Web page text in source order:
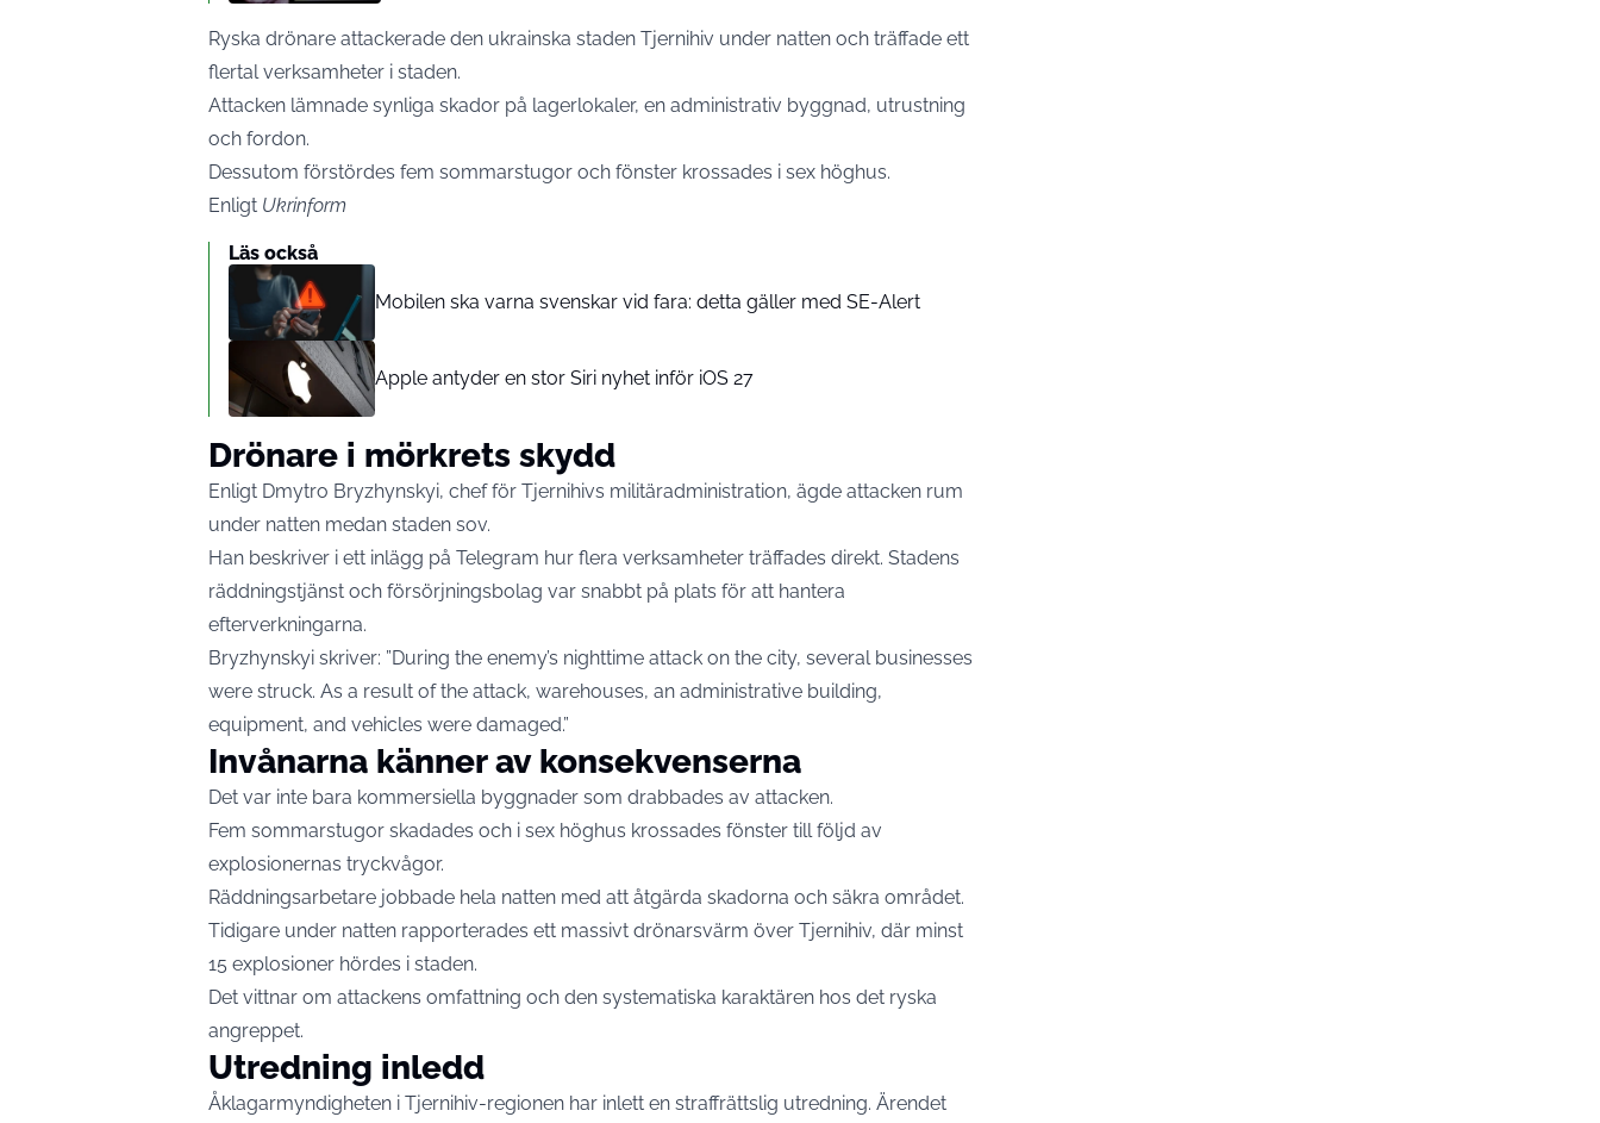
Ryska drönare attackerade den ukrainska staden Tjernihiv under natten och träffade ett
flertal verksamheter i staden.
Attacken lämnade synliga skador på lagerlokaler, en administrativ byggnad, utrustning
och fordon.
Dessutom förstördes fem sommarstugor och fönster krossades i sex höghus.
Enligt Ukrinform
Läs också
Mobilen ska varna svenskar vid fara: detta gäller med SE-Alert
Apple antyder en stor Siri nyhet inför iOS 27
Drönare i mörkrets skydd
Enligt Dmytro Bryzhynskyi, chef för Tjernihivs militäradministration, ägde attacken rum
under natten medan staden sov.
Han beskriver i ett inlägg på Telegram hur flera verksamheter träffades direkt. Stadens
räddningstjänst och försörjningsbolag var snabbt på plats för att hantera
efterverkningarna.
Bryzhynskyi skriver: ”During the enemy’s nighttime attack on the city, several businesses
were struck. As a result of the attack, warehouses, an administrative building,
equipment, and vehicles were damaged.”
Invånarna känner av konsekvenserna
Det var inte bara kommersiella byggnader som drabbades av attacken.
Fem sommarstugor skadades och i sex höghus krossades fönster till följd av
explosionernas tryckvågor.
Räddningsarbetare jobbade hela natten med att åtgärda skadorna och säkra området.
Tidigare under natten rapporterades ett massivt drönarsvärm över Tjernihiv, där minst
15 explosioner hördes i staden.
Det vittnar om attackens omfattning och den systematiska karaktären hos det ryska
angreppet.
Utredning inledd
Åklagarmyndigheten i Tjernihiv-regionen har inlett en straffrättslig utredning. Ärendet